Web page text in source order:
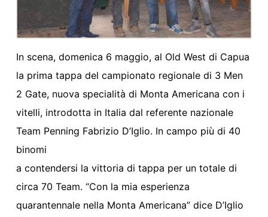
In scena, domenica 6 maggio, al Old West di Capua
la prima tappa del campionato regionale di 3 Men
2 Gate, nuova specialità di Monta Americana con i
vitelli, introdotta in Italia dal referente nazionale
Team Penning Fabrizio D’Iglio. In campo più di 40
binomi
a contendersi la vittoria di tappa per un totale di
circa 70 Team. “Con la mia esperienza
quarantennale nella Monta Americana” dice D’Iglio